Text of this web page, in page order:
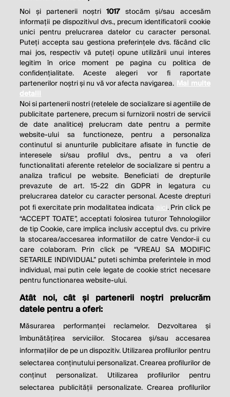
THE SOCIAL RESPONSIBILITY OF
BUSINESS IS TO INCREASE ITS
PROFITS.
Milton Friedman
© 2026 Profit.ro. Toate drepturile rezervate.
Dezvoltat de1616.ro
Contact Publicitate
Politica de cookie Politica de
confidențialitate
Setări cookies
este parte a
Noi și partenerii noștri1017 stocăm și/sau accesăm
informații pe dispozitivul dvs., precum identificatorii cookie
unici pentru prelucrarea datelor cu caracter personal.
Puteți accepta sau gestiona preferințele dvs. făcând clic
mai jos, respectiv vă puteți opune utilizării unui interes
legitim în orice moment pe pagina cu politica de
confidențialitate. Aceste alegeri vor fi raportate
partenerilor noștri și nu vă vor afecta navigarea. Mai multe
detalii
Noi si partenerii nostri (retelele de socializare si agentiile de
publicitate partenere, precum si furnizorii nostri de servicii
de date analitice) prelucram date pentru a permite
website-ului sa functioneze, pentru a personaliza
continutul si anunturile publicitare afisate in functie de
interesele si/sau profilul dvs., pentru a va oferi
functionalitati aferente retelelor de socializare si pentru a
analiza traficul pe website. Beneficiati de drepturile
prevazute de art. 15-22 din GDPR in legatura cu
prelucrarea datelor cu caracter personal. Aceste drepturi
pot fi exercitate prin modalitatea indicata aici. Prin click pe
“ACCEPT TOATE”, acceptati folosirea tuturor Tehnologiilor
de tip Cookie, care implica inclusiv acceptul dvs. cu privire
la stocarea/accesarea informatiilor de catre Vendor-ii cu
care colaboram. Prin click pe “VREAU SA MODIFIC
SETARILE INDIVIDUAL” puteti schimba preferintele in mod
individual, mai putin cele legate de cookie strict necesare
pentru functionarea website-ului.
Atât noi, cât și partenerii noștri prelucrăm
datele pentru a oferi:
Măsurarea performanței reclamelor. Dezvoltarea și
îmbunătățirea serviciilor. Stocarea și/sau accesarea
informațiilor de pe un dispozitiv. Utilizarea profilurilor pentru
selectarea conținutului personalizat. Crearea profilurilor de
conținut personalizat. Utilizarea profilurilor pentru
selectarea publicității personalizate. Crearea profilurilor